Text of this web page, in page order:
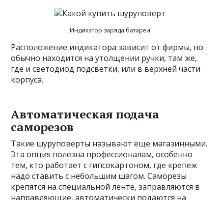
Индикатор заряда батареи
Расположение индикатора зависит от фирмы, но
обычно находится на утолщении ручки, там же,
где и светодиод подсветки, или в верхней части
корпуса.
Автоматическая подача
саморезов
Такие шуруповерты называют еще магазинными.
Эта опция полезна профессионалам, особенно
тем, кто работает с гипсокартоном, где крепеж
надо ставить с небольшим шагом. Саморезы
крепятся на специальной ленте, заправляются в
направляющие, автоматически подаются на